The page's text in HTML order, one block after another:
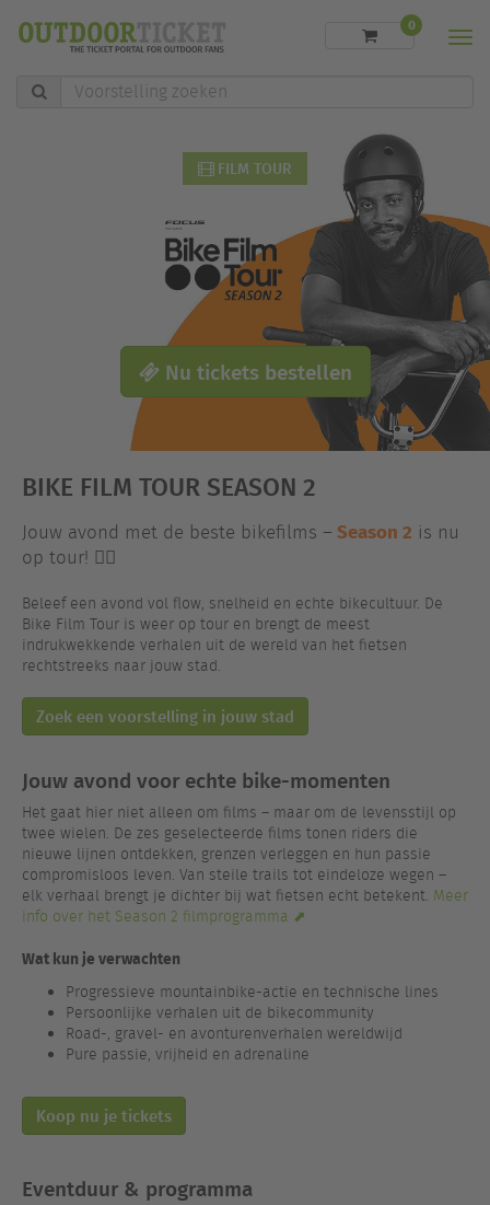
Voorstelling
zoeken
0
FILM TOUR
Nu tickets bestellen
BIKE FILM TOUR SEASON 2
Jouw avond met de beste bikefilms – Season 2 is nu
op tour! 🚴‍♂️
Beleef een avond vol flow, snelheid en echte bikecultuur. De
Bike Film Tour is weer op tour en brengt de meest
indrukwekkende verhalen uit de wereld van het fietsen
rechtstreeks naar jouw stad.
Zoek een voorstelling in jouw stad
Jouw avond voor echte bike-momenten
Het gaat hier niet alleen om films – maar om de levensstijl op
twee wielen. De zes geselecteerde films tonen riders die
nieuwe lijnen ontdekken, grenzen verleggen en hun passie
compromisloos leven. Van steile trails tot eindeloze wegen –
elk verhaal brengt je dichter bij wat fietsen echt betekent. Meer
info over het Season 2 filmprogramma ⬈
Wat kun je verwachten
Progressieve mountainbike-actie en technische lines
Persoonlijke verhalen uit de bikecommunity
Road-, gravel- en avonturenverhalen wereldwijd
Pure passie, vrijheid en adrenaline
Koop nu je tickets
Eventduur & programma